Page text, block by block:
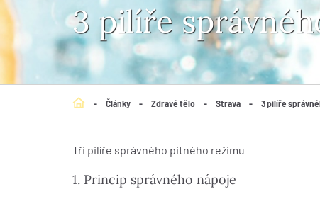
3 pilíře
- Články - Zdravé tělo - Strava - 3 pilíře
Tři pilíře správného pitného režimu
1. Princip správného nápoje